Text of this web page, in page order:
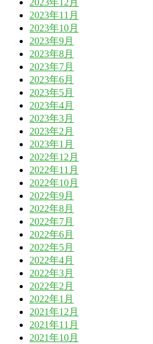
2023年12月
2023年11月
2023年10月
2023年9月
2023年8月
2023年7月
2023年6月
2023年5月
2023年4月
2023年3月
2023年2月
2023年1月
2022年12月
2022年11月
2022年10月
2022年9月
2022年8月
2022年7月
2022年6月
2022年5月
2022年4月
2022年3月
2022年2月
2022年1月
2021年12月
2021年11月
2021年10月